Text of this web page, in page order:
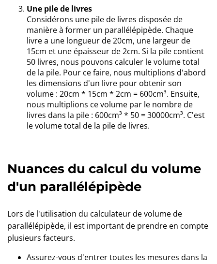
Une pile de livres
Considérons une pile de livres disposée de
manière à former un parallélépipède. Chaque
livre a une longueur de 20cm, une largeur de
15cm et une épaisseur de 2cm. Si la pile contient
50 livres, nous pouvons calculer le volume total
de la pile. Pour ce faire, nous multiplions d'abord
les dimensions d'un livre pour obtenir son
volume : 20cm * 15cm * 2cm = 600cm³. Ensuite,
nous multiplions ce volume par le nombre de
livres dans la pile : 600cm³ * 50 = 30000cm³. C'est
le volume total de la pile de livres.
Nuances du calcul du volume
d'un parallélépipède
Lors de l'utilisation du calculateur de volume de
parallélépipède, il est important de prendre en compte
plusieurs facteurs.
Assurez-vous d'entrer toutes les mesures dans la